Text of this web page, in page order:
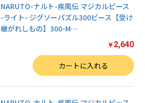
NARUTO-ナルト-疾風伝 マジカルピース
-ライト- ジグソーパズル300ピース【受け
継がれしもの】300-M…
￥ 2,640
カートに入れる